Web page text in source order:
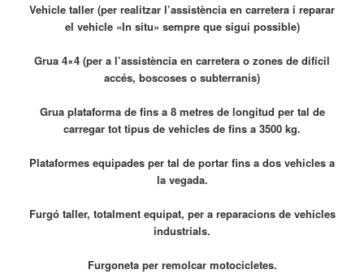
Vehicle taller (per realitzar l’assistència en carretera i reparar
el vehicle «In situ» sempre que sigui possible)
Grua 4×4 (per a l’assistència en carretera o zones de difícil
accés, boscoses o subterranis)
Grua plataforma de fins a 8 metres de longitud per tal de
carregar tot tipus de vehicles de fins a 3500 kg.
Plataformes equipades per tal de portar fins a dos vehicles a
la vegada.
Furgó taller, totalment equipat, per a reparacions de vehicles
industrials.
Furgoneta per remolcar motocicletes.